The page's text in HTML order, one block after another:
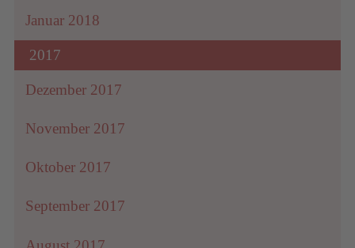
Januar 2018
2017
Dezember 2017
November 2017
Oktober 2017
September 2017